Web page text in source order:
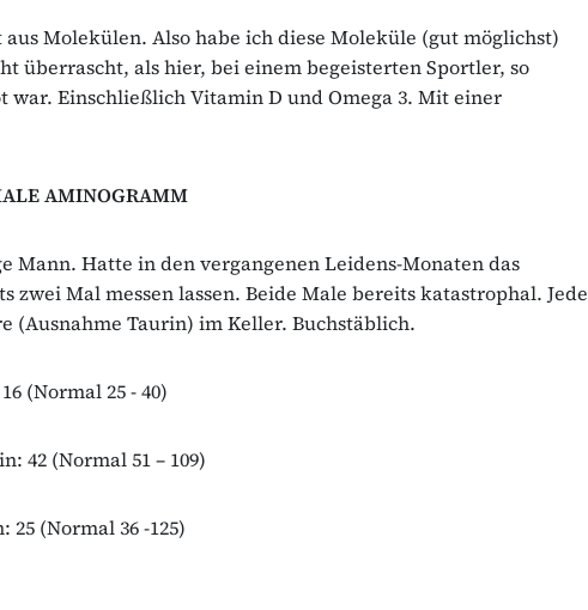
aus Molekülen. Also habe ich diese Moleküle (gut möglichst)
überrascht, als hier, bei einem begeisterten Sportler, so
war. Einschließlich Vitamin D und Omega 3. Mit einer
AMINOGRAMM
Mann. Hatte in den vergangenen Leidens-Monaten das
zwei Mal messen lassen. Beide Male bereits katastrophal. Jede
(Ausnahme Taurin) im Keller. Buchstäblich.
(Normal 25 - 40)
42 (Normal 51 – 109)
(Normal 36 -125)